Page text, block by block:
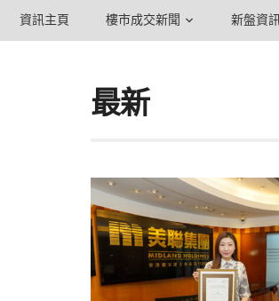
資訊主頁 樓市成交新聞 新盤資訊
最新